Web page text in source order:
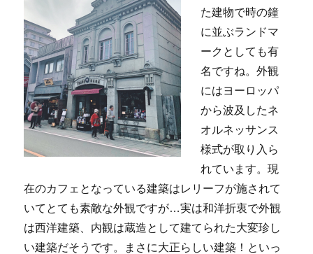
た建物で時の鐘
に並ぶランドマ
ークとしても有
名ですね。外観
にはヨーロッパ
から波及したネ
オルネッサンス
様式が取り入ら
れています。現
在のカフェとなっている建築はレリーフが施されて
いてとても素敵な外観ですが…実は和洋折衷で外観
は西洋建築、内観は蔵造として建てられた大変珍し
い建築だそうです。まさに大正らしい建築！といっ